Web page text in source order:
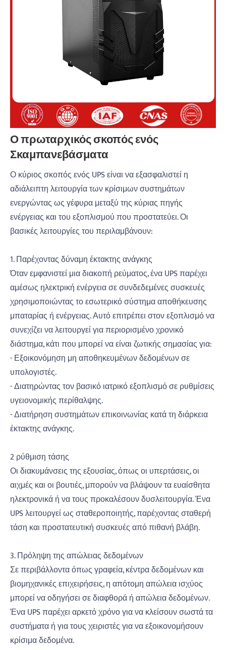
Ο πρωταρχικός σκοπός ενός
Σκαμπανεβάσματα
Ο κύριος σκοπός ενός UPS είναι να εξασφαλιστεί η
αδιάλειπτη λειτουργία των κρίσιμων συστημάτων
ενεργώντας ως γέφυρα μεταξύ της κύριας πηγής
ενέργειας και του εξοπλισμού που προστατεύει. Οι
βασικές λειτουργίες του περιλαμβάνουν:
1. Παρέχοντας δύναμη έκτακτης ανάγκης
Όταν εμφανιστεί μια διακοπή ρεύματος, ένα UPS παρέχει
αμέσως ηλεκτρική ενέργεια σε συνδεδεμένες συσκευές
χρησιμοποιώντας το εσωτερικό σύστημα αποθήκευσης
μπαταρίας ή ενέργειας. Αυτό επιτρέπει στον εξοπλισμό να
συνεχίζει να λειτουργεί για περιορισμένο χρονικό
διάστημα, κάτι που μπορεί να είναι ζωτικής σημασίας για:
- Εξοικονόμηση μη αποθηκευμένων δεδομένων σε
υπολογιστές.
- Διατηρώντας τον βασικό ιατρικό εξοπλισμό σε ρυθμίσεις
υγειονομικής περίθαλψης.
- Διατήρηση συστημάτων επικοινωνίας κατά τη διάρκεια
έκτακτης ανάγκης.
2 ρύθμιση τάσης
Οι διακυμάνσεις της εξουσίας, όπως οι υπερτάσεις, οι
αιχμές και οι βουτιές, μπορούν να βλάψουν τα ευαίσθητα
ηλεκτρονικά ή να τους προκαλέσουν δυσλειτουργία. Ένα
UPS λειτουργεί ως σταθεροποιητής, παρέχοντας σταθερή
τάση και προστατευτική συσκευές από πιθανή βλάβη.
3. Πρόληψη της απώλειας δεδομένων
Σε περιβάλλοντα όπως γραφεία, κέντρα δεδομένων και
βιομηχανικές επιχειρήσεις, η απότομη απώλεια ισχύος
μπορεί να οδηγήσει σε διαφθορά ή απώλεια δεδομένων.
Ένα UPS παρέχει αρκετό χρόνο για να κλείσουν σωστά τα
συστήματα ή για τους χειριστές για να εξοικονομήσουν
κρίσιμα δεδομένα.